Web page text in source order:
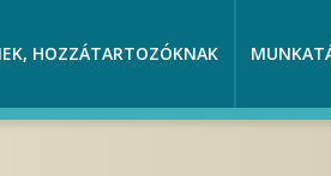
HOZZÁTARTOZÓKNAK